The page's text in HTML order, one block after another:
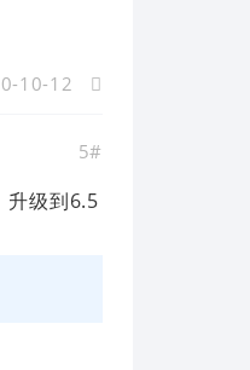
10-12
5#
升级到6.5